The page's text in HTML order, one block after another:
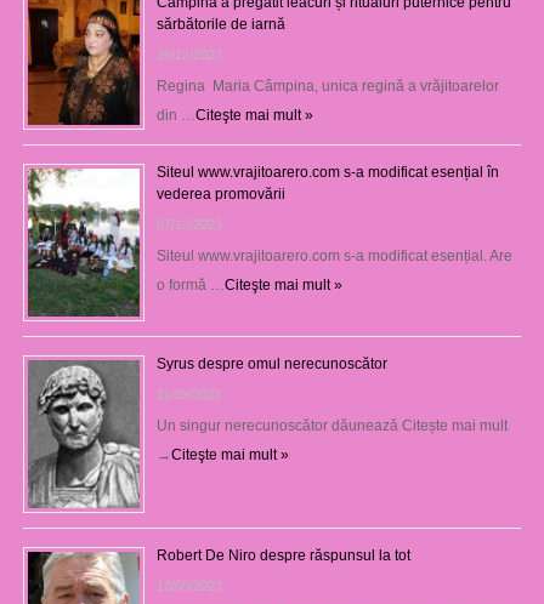
sărbătorile de iarnă
26/12/2023
Regina Maria Câmpina, unica regină a vrăjitoarelor
din … Citeşte mai mult »
Siteul www.vrajitoarero.com s-a modificat esențial în
vederea promovării
07/12/2023
Siteul www.vrajitoarero.com s-a modificat esențial. Are
o formă … Citeşte mai mult »
Syrus despre omul nerecunoscător
11/09/2023
Un singur nerecunoscător dăunează Citește mai mult
→Citeşte mai mult »
Robert De Niro despre răspunsul la tot
10/09/2023